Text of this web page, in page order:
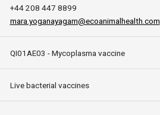
+44 208 447 8899
mara.yoganayagam@ecoanimalhealth.com
QI01AE03 - Mycoplasma vaccine
Live bacterial vaccines